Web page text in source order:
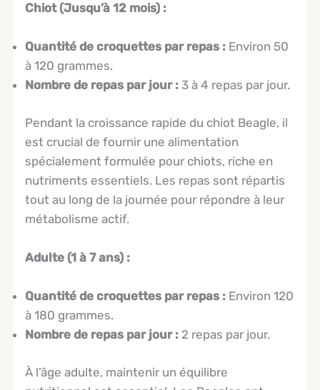
Chiot (Jusqu’à 12 mois) :
Quantité de croquettes par repas : Environ 50
à 120 grammes.
Nombre de repas par jour : 3 à 4 repas par jour.
Pendant la croissance rapide du chiot Beagle, il
est crucial de fournir une alimentation
spécialement formulée pour chiots, riche en
nutriments essentiels. Les repas sont répartis
tout au long de la journée pour répondre à leur
métabolisme actif.
Adulte (1 à 7 ans) :
Quantité de croquettes par repas : Environ 120
à 180 grammes.
Nombre de repas par jour : 2 repas par jour.
À l’âge adulte, maintenir un équilibre